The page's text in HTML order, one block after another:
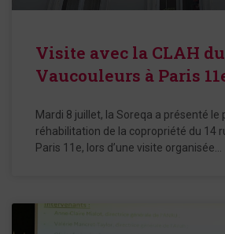
Visite avec la CLAH
Vaucouleurs à Paris
Mardi 8 juillet, la Soreqa a présenté le
réhabilitation de la copropriété du 14
Paris 11e, lors d’une visite organisée…